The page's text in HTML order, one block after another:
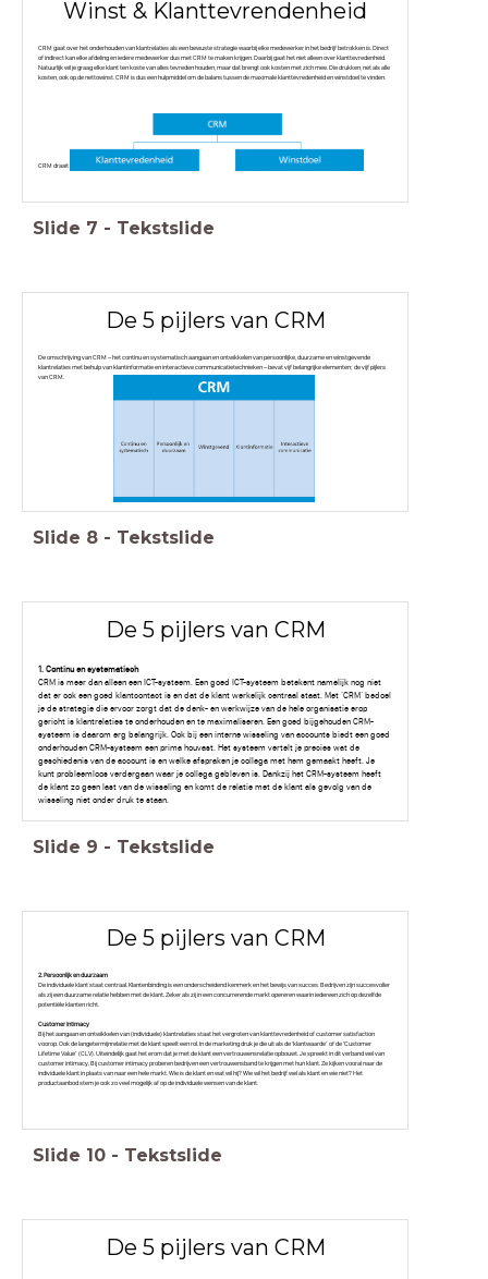
Winst & Klanttevrendenheid
CRM gaat over het onderhouden van klantrelaties als een bewuste strategie waarbij elke medewerker in het bedrijf betrokken is. Direct
of indirect kan elke afdeling en iedere medewerker dus met CRM te maken krijgen. Daarbij gaat het niet alleen over klanttevredenheid.
Natuurlijk wil je graag elke klant ten koste van alles tevreden houden, maar dat brengt ook kosten met zich mee. Die drukken, net als alle
kosten, ook op de nettowinst. CRM is dus een hulpmiddel om de balans tussen de maximale klanttevredenheid en winstdoel te vinden.
CRM draait om het evenwicht tussen klanttevredenheid en winstdoel.
Slide 7 - Tekstslide
De 5 pijlers van CRM
De omschrijving van CRM – het continu en systematisch aangaan en ontwikkelen van persoonlijke, duurzame en winstgevende
klantrelaties met behulp van klantinformatie en interactieve communicatietechnieken – bevat vijf belangrijke elementen; de vijf pijlers
van CRM.
Slide 8 - Tekstslide
De 5 pijlers van CRM
1. Continu en systematisch
CRM is meer dan alleen een ICT-systeem. Een goed ICT-systeem betekent namelijk nog niet
dat er ook een goed klantcontact is en dat de klant werkelijk centraal staat. Met ‘CRM’ bedoel
je de strategie die ervoor zorgt dat de denk- en werkwijze van de hele organisatie erop
gericht is klantrelaties te onderhouden en te maximaliseren. Een goed bijgehouden CRM-
systeem is daarom erg belangrijk. Ook bij een interne wisseling van accounts biedt een goed
onderhouden CRM-systeem een prima houvast. Het systeem vertelt je precies wat de
geschiedenis van de account is en welke afspraken je collega met hem gemaakt heeft. Je
kunt probleemloos verdergaan waar je collega gebleven is. Dankzij het CRM-systeem heeft
de klant zo geen last van de wisseling en komt de relatie met de klant als gevolg van de
wisseling niet onder druk te staan.
Slide 9 - Tekstslide
De 5 pijlers van CRM
2. Persoonlijk en duurzaam
De individuele klant staat centraal. Klantenbinding is een onderscheidend kenmerk en het bewijs van succes. Bedrijven zijn succesvoller
als zij een duurzame relatie hebben met de klant. Zeker als zij in een concurrerende markt opereren waarin iedereen zich op dezelfde
potentiële klanten richt.
Customer Intimacy
Bij het aangaan en ontwikkelen van (individuele) klantrelaties staat het vergroten van klanttevredenheid of customer satisfaction
voorop. Ook de langetermijnrelatie met de klant speelt een rol. In de marketing druk je die uit als de ‘klantwaarde’ of de ‘Customer
Lifetime Value’ (CLV). Uiteindelijk gaat het erom dat je met de klant een vertrouwensrelatie opbouwt. Je spreekt in dit verband wel van
customer intimacy. Bij customer intimacy proberen bedrijven een vertrouwensband te krijgen met hun klant. Ze kijken vooral naar de
individuele klant in plaatsvan naar een hele markt. Wie is de klant en wat wil hij? Wie wil het bedrijf wel als klant en wie niet? Het
productaanbod stem je ook zo veel mogelijk af op de individuele wensen van de klant.
Slide 10 - Tekstslide
De 5 pijlers van CRM